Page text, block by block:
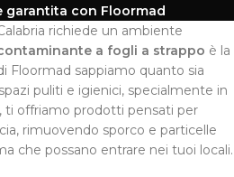
garantita con Floormad
richiede un ambiente
a fogli a strappo è la
Floormad sappiamo quanto sia
puliti e igienici, specialmente in
ti offriamo prodotti pensati per
rimuovendo sporco e particelle
che possano entrare nei tuoi locali.